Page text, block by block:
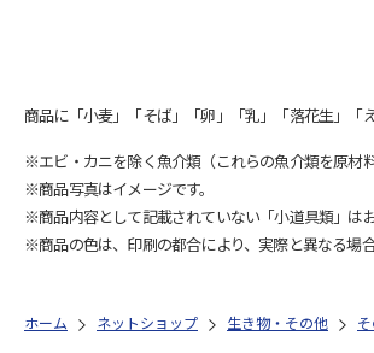
商品に「小麦」「そば」「卵」「乳」「落花生」「
※エビ・カニを除く魚介類（これらの魚介類を原材
※商品写真はイメージです。
※商品内容として記載されていない「小道具類」は
※商品の色は、印刷の都合により、実際と異なる場合
ホーム ネットショップ 生き物・その他